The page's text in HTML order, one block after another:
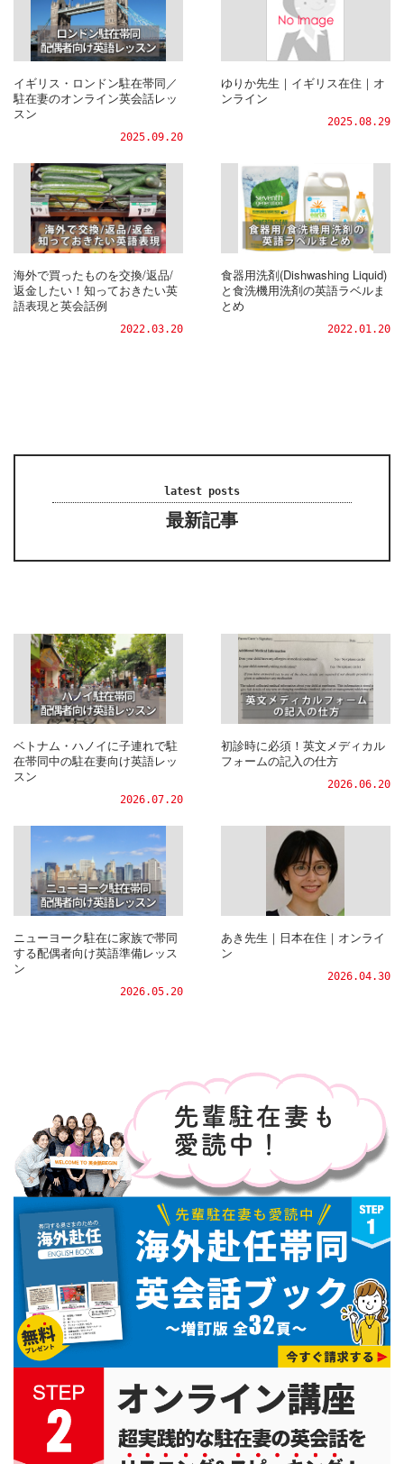
イギリス・ロンドン駐在帯同／
駐在妻のオンライン英会話レッ
スン
2025.09.20
ゆりか先生｜イギリス在住｜オ
ンライン
2025.08.29
海外で買ったものを交換/返品/
返金したい！知っておきたい英
語表現と英会話例
2022.03.20
食器用洗剤(Dishwashing Liquid)
と食洗機用洗剤の英語ラベルま
とめ
2022.01.20
latest posts
最新記事
ベトナム・ハノイに子連れで駐
在帯同中の駐在妻向け英語レッ
スン
2026.07.20
初診時に必須！英文メディカル
フォームの記入の仕方
2026.06.20
ニューヨーク駐在に家族で帯同
する配偶者向け英語準備レッス
ン
2026.05.20
あき先生｜日本在住｜オンライ
ン
2026.04.30